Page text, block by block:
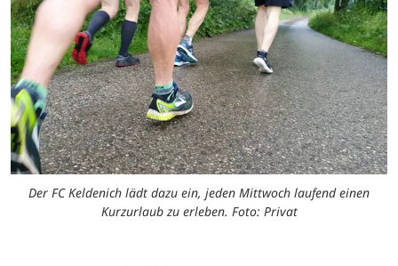
Der FC Keldenich lädt dazu ein, jeden Mittwoch laufend einen
Kurzurlaub zu erleben. Foto: Privat